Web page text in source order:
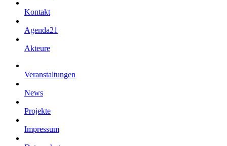
Kontakt
Agenda21
Akteure
Veranstaltungen
News
Projekte
Impressum